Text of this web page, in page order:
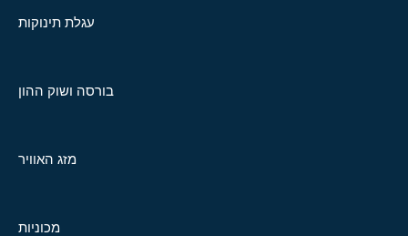
עגלת תינוקות
בורסה ושוק ההון
מזג האוויר
מכוניות